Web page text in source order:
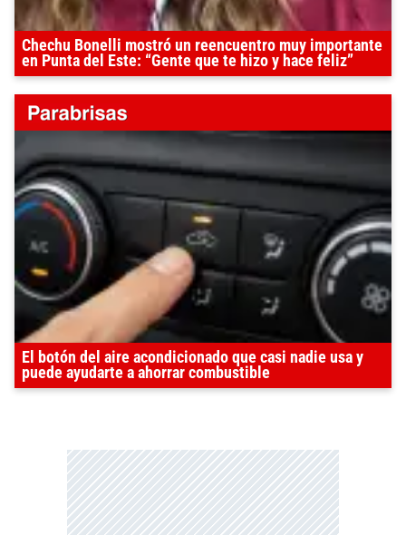
Chechu Bonelli mostró un reencuentro muy importante
en Punta del Este: “Gente que te hizo y hace feliz”
El botón del aire acondicionado que casi nadie usa y
puede ayudarte a ahorrar combustible